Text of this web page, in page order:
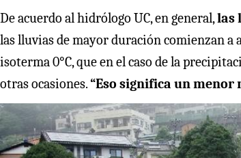
De acuerdo al hidrólogo UC, en general,las
las lluvias de mayor duración comienzan a
isoterma 0°C, que en el caso de la
otras ocasiones.“Eso significa un menor